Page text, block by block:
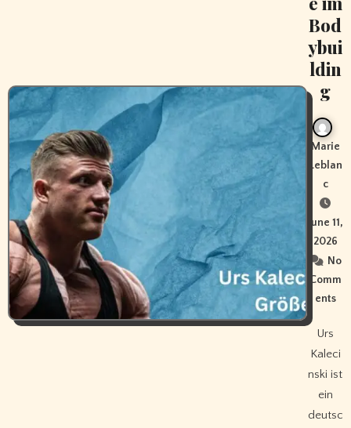
Bod
ybui
ldin
g
Marie
Leblan
c
June 11,
2026
No
Comm
ents
Urs
Kaleci
nski ist
ein
deutsc